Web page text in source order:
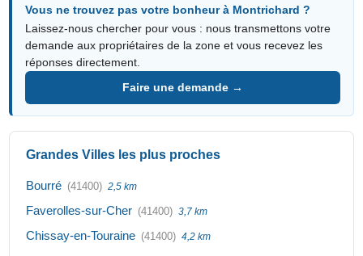
Vous ne trouvez pas votre bonheur à Montrichard ?
Laissez-nous chercher pour vous : nous transmettons votre
demande aux propriétaires de la zone et vous recevez les
réponses directement.
Faire une demande →
Grandes Villes les plus proches
Bourré (41400) 2,5 km
Faverolles-sur-Cher (41400) 3,7 km
Chissay-en-Touraine (41400) 4,2 km